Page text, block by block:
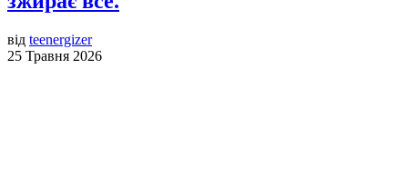
від teenergizer
25 Травня 2026